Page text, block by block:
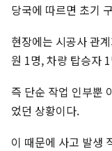
당국에 따르면 초기
현장에는 시공사 관
원 1명, 차량 탑승자
즉 단순 작업 인부뿐
었던 상황이다.
이 때문에 사고 발생